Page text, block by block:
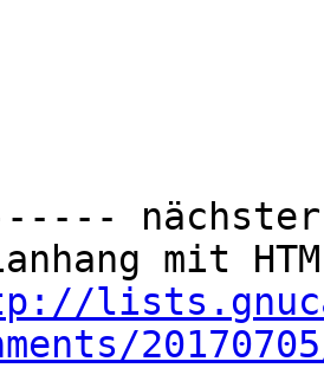
mit